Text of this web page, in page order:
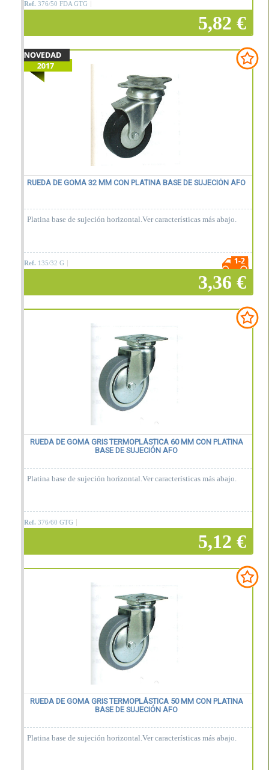
Ref. 376/50 FDA GTG
5,82 €
RUEDA DE GOMA 32 MM CON PLATINA BASE DE SUJECIÓN AFO
Platina base de sujeción horizontal.Ver características más abajo.
Ref. 135/32 G
3,36 €
RUEDA DE GOMA GRIS TERMOPLÁSTICA 60 MM CON PLATINA
BASE DE SUJECIÓN AFO
Platina base de sujeción horizontal.Ver características más abajo.
Ref. 376/60 GTG
5,12 €
RUEDA DE GOMA GRIS TERMOPLÁSTICA 50 MM CON PLATINA
BASE DE SUJECIÓN AFO
Platina base de sujeción horizontal.Ver características más abajo.